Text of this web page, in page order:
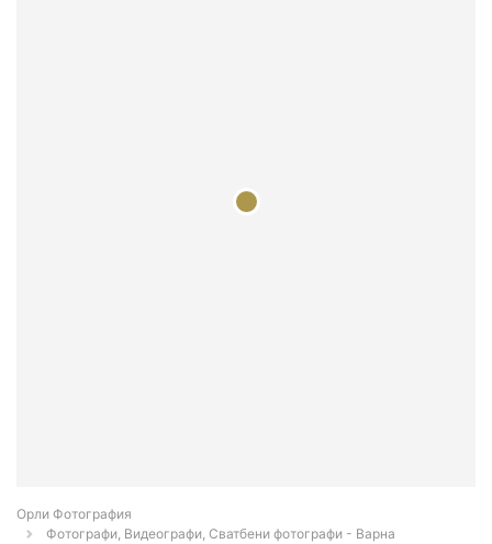
Орли Фотография
Фотографи, Видеографи, Сватбени фотографи - Варна